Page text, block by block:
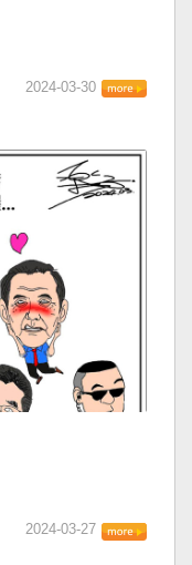
2024-03-30
2024-03-27